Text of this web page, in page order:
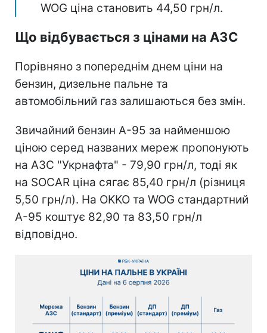
WOG ціна становить 44,50 грн/л.
Що відбувається з цінами на АЗС
Порівняно з попереднім днем ціни на
бензин, дизельне пальне та
автомобільний газ залишаються без змін.
Звичайний бензин А-95 за найменшою
ціною серед названих мереж пропонують
на АЗС "Укрнафта" - 79,90 грн/л, тоді як
на SOCAR ціна сягає 85,40 грн/л (різниця
5,50 грн/л). На OKKO та WOG стандартний
А-95 коштує 82,90 та 83,50 грн/л
відповідно.